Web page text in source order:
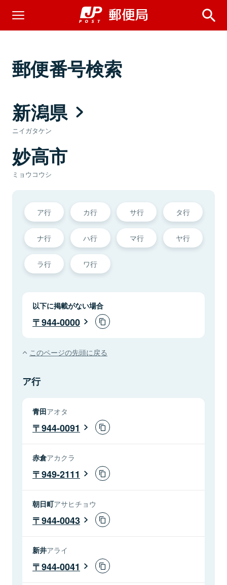
郵便番号検索
新潟県
ニイガタケン
妙高市
ミョウコウシ
ア行 カ行 サ行 タ行
ナ行 ハ行 マ行 ヤ行
ラ行 ワ行
以下に掲載がない場合
944-0000
このページの先頭に戻る
ア行
青田アオタ
944-0091
赤倉アカクラ
949-2111
朝日町アサヒチョウ
944-0043
新井アライ
944-0041